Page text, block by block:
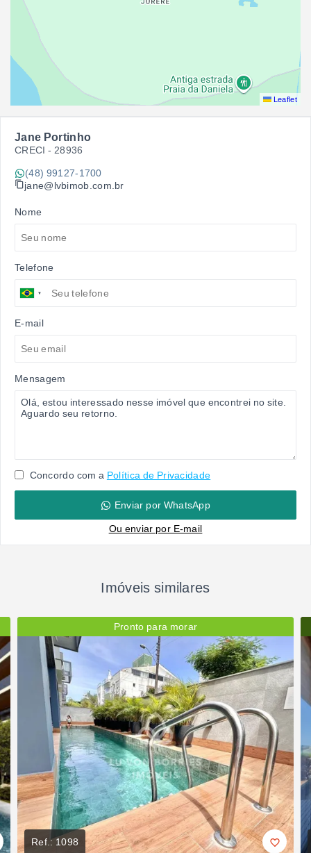
Leaflet
Jane Portinho
CRECI - 28936
(48) 99127-1700
jane@lvbimob.com.br
Nome
Telefone
E-mail
Mensagem
Concordo com a Política de Privacidade
Enviar por WhatsApp
Ou enviar por E-mail
Imóveis similares
Pronto para morar
Ref.: 1098